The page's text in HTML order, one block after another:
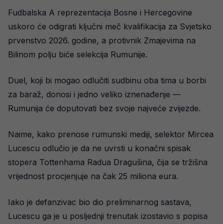
Fudbalska A reprezentacija Bosne i Hercegovine
uskoro će odigrati ključni meč kvalifikacija za Svjetsko
prvenstvo 2026. godine, a protivnik Zmajevima na
Bilinom polju biće selekcija Rumunije.
Duel, koji bi mogao odlučiti sudbinu oba tima u borbi
za baraž, donosi i jedno veliko iznenađenje —
Rumunija će doputovati bez svoje najveće zvijezde.
Naime, kako prenose rumunski mediji, selektor Mircea
Lucescu odlučio je da ne uvrsti u konačni spisak
stopera Tottenhama Radua Dragušina, čija se tržišna
vrijednost procjenjuje na čak 25 miliona eura.
Iako je defanzivac bio dio preliminarnog sastava,
Lucescu ga je u posljednji trenutak izostavio s popisa